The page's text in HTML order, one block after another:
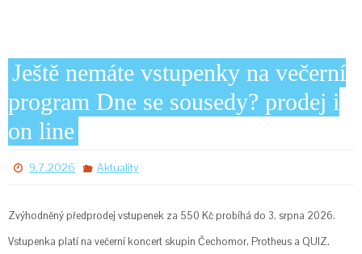
Ještě nemáte vstupenky na večerní
program Dne se sousedy? prodej i
on line
9.7.2026 Aktuality
Zvýhodněný předprodej vstupenek za 550 Kč probíhá do 3. srpna 2026.
Vstupenka platí na večerní koncert skupin Čechomor, Protheus a QUIZ.